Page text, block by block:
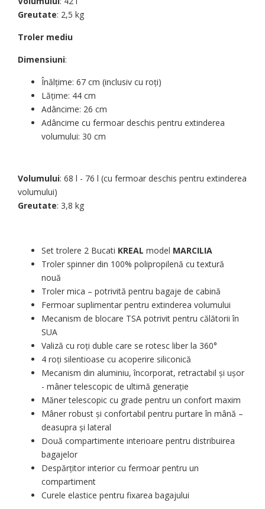
Greutate: 2,5 kg
Troler mediu
Dimensiuni:
Înălțime: 67 cm (inclusiv cu roți)
Lățime: 44 cm
Adâncime: 26 cm
Adâncime cu fermoar deschis pentru extinderea
volumului: 30 cm
Volumului: 68 l - 76 l (cu fermoar deschis pentru extinderea
volumului)
Greutate: 3,8 kg
Set trolere 2 Bucati KREAL model MARCILIA
Troler spinner din 100% polipropilenă cu textură
nouă
Troler mica – potrivită pentru bagaje de cabină
Fermoar suplimentar pentru extinderea volumului
Mecanism de blocare TSA potrivit pentru călătorii în
SUA
Valiză cu roți duble care se rotesc liber la 360°
4 roți silentioase cu acoperire siliconică
Mecanism din aluminiu, încorporat, retractabil și ușor
- mâner telescopic de ultimă generație
Măner telescopic cu grade pentru un confort maxim
Mâner robust și confortabil pentru purtare în mână –
deasupra și lateral
Două compartimente interioare pentru distribuirea
bagajelor
Despărțitor interior cu fermoar pentru un
compartiment
Curele elastice pentru fixarea bagajului